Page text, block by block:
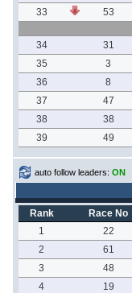
33
53
34 31
35
3
36
8
37
47
38
38
39
49
auto follow leaders: ON
Rank Race No
1
22
2
61
3
48
4
19